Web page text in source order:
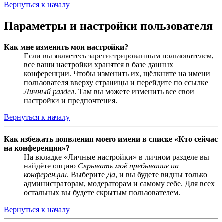
Вернуться к началу
Параметры и настройки пользователя
Как мне изменить мои настройки?
Если вы являетесь зарегистрированным пользователем,
все ваши настройки хранятся в базе данных
конференции. Чтобы изменить их, щёлкните на имени
пользователя вверху страницы и перейдите по ссылке
Личный раздел. Там вы можете изменить все свои
настройки и предпочтения.
Вернуться к началу
Как избежать появления моего имени в списке «Кто сейчас
на конференции»?
На вкладке «Личные настройки» в личном разделе вы
найдёте опцию Скрывать моё пребывание на
конференции. Выберите Да, и вы будете видны только
администраторам, модераторам и самому себе. Для всех
остальных вы будете скрытым пользователем.
Вернуться к началу